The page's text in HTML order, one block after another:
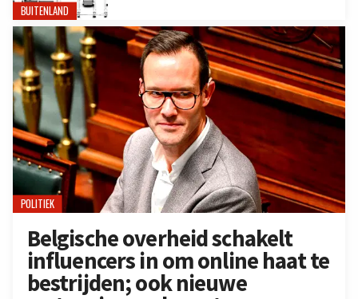
BUITENLAND
POLITIEK
Belgische overheid schakelt
influencers in om online haat te
bestrijden; ook nieuwe